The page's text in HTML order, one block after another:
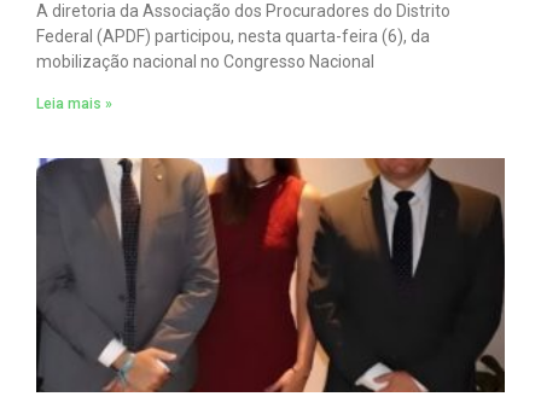
A diretoria da Associação dos Procuradores do Distrito
Federal (APDF) participou, nesta quarta-feira (6), da
mobilização nacional no Congresso Nacional
Leia mais »